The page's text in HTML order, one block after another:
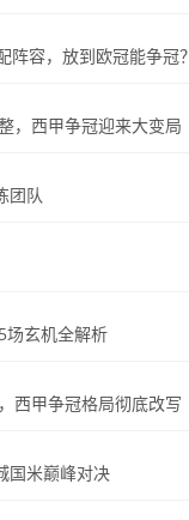
容，放到欧冠能争冠？
，西甲争冠迎来大变局
团队
场玄机全解析
西甲争冠格局彻底改写
国米巅峰对决